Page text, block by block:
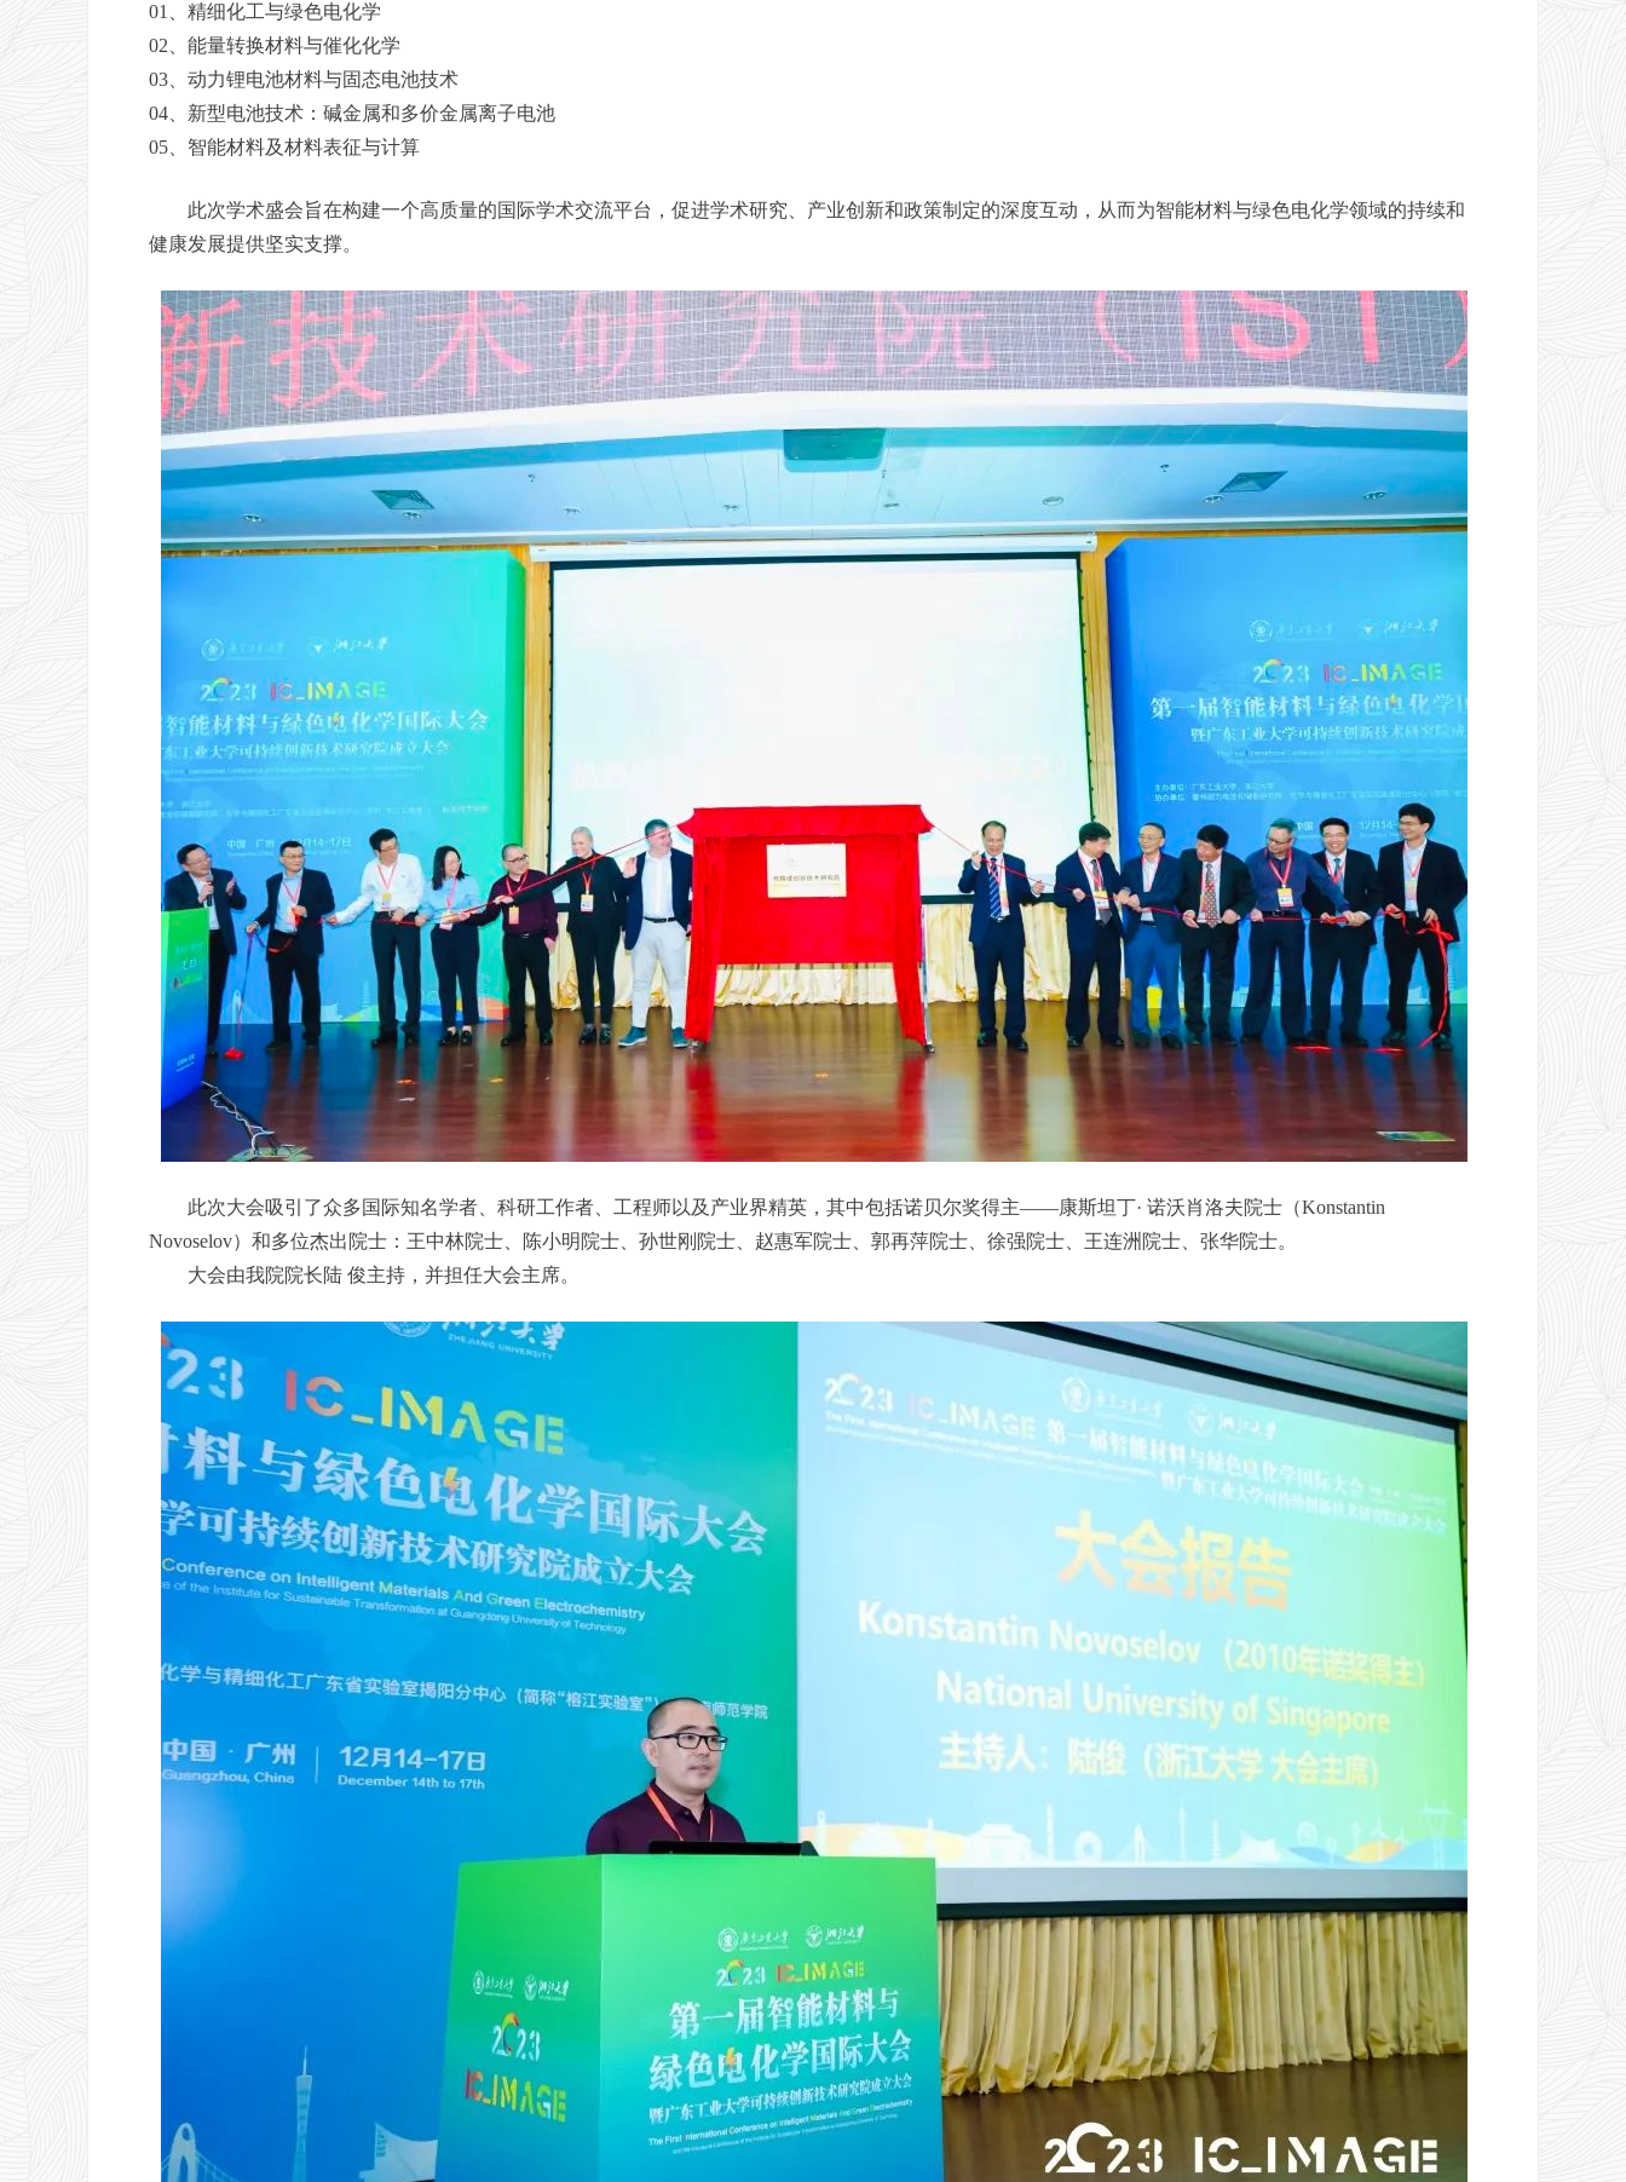
01、精细化工与绿色电化学
02、能量转换材料与催化化学
03、动力锂电池材料与固态电池技术
04、新型电池技术：碱金属和多价金属离子电池
05、智能材料及材料表征与计算
此次学术盛会旨在构建一个高质量的国际学术交流平台，促进学术研究、产业创新和政策制定的深度互动，从而为智能材料与绿色电化学领域的持续和
健康发展提供坚实支撑。
此次大会吸引了众多国际知名学者、科研工作者、工程师以及产业界精英，其中包括诺贝尔奖得主——康斯坦丁· 诺沃肖洛夫院士（Konstantin
Novoselov）和多位杰出院士：王中林院士、陈小明院士、孙世刚院士、赵惠军院士、郭再萍院士、徐强院士、王连洲院士、张华院士。
大会由我院院长陆 俊主持，并担任大会主席。